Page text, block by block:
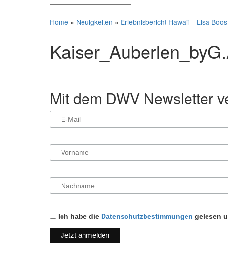
Home » Neuigkeiten » Erlebnisbericht Hawaii – Lisa
Mit dem DWV Newsletter
Ich habe die Datenschutzbestimmungen gelesen